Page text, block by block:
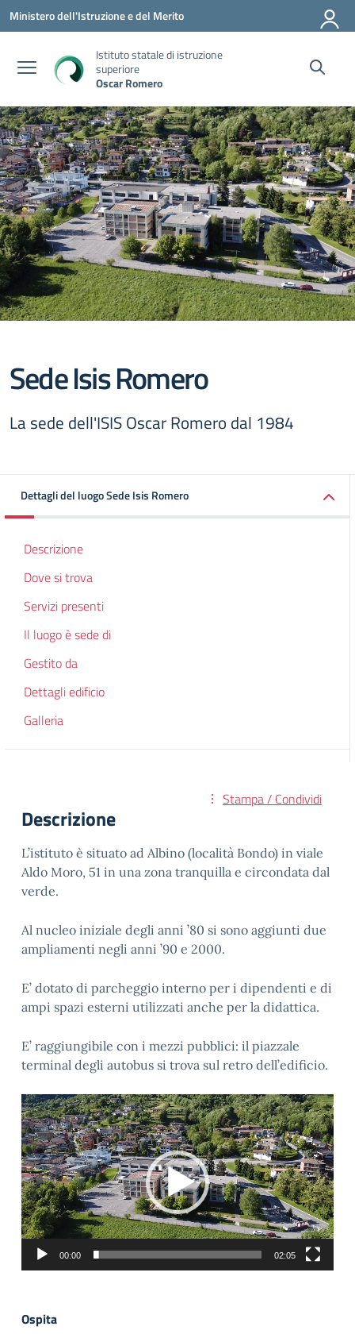
Vai ai contenuti
Vai al menu di navigazione
Vai al footer
Ministero dell'Istruzione e del Merito
Istituto statale di istruzione
superiore
Oscar Romero
Sede Isis Romero
La sede dell'ISIS Oscar Romero dal 1984
Dettagli del luogo Sede Isis Romero
Descrizione
Dove si trova
Servizi presenti
Il luogo è sede di
Gestito da
Dettagli edificio
Galleria
Stampa / Condividi
Descrizione
L’istituto è situato ad Albino (località Bondo) in viale
Aldo Moro, 51 in una zona tranquilla e circondata dal
verde.
Al nucleo iniziale degli anni ’80 si sono aggiunti due
ampliamenti negli anni ’90 e 2000.
E’ dotato di parcheggio interno per i dipendenti e di
ampi spazi esterni utilizzati anche per la didattica.
E’ raggiungibile con i mezzi pubblici: il piazzale
terminal degli autobus si trova sul retro dell’edificio.
Video
Player
00:00 02:05
Ospita